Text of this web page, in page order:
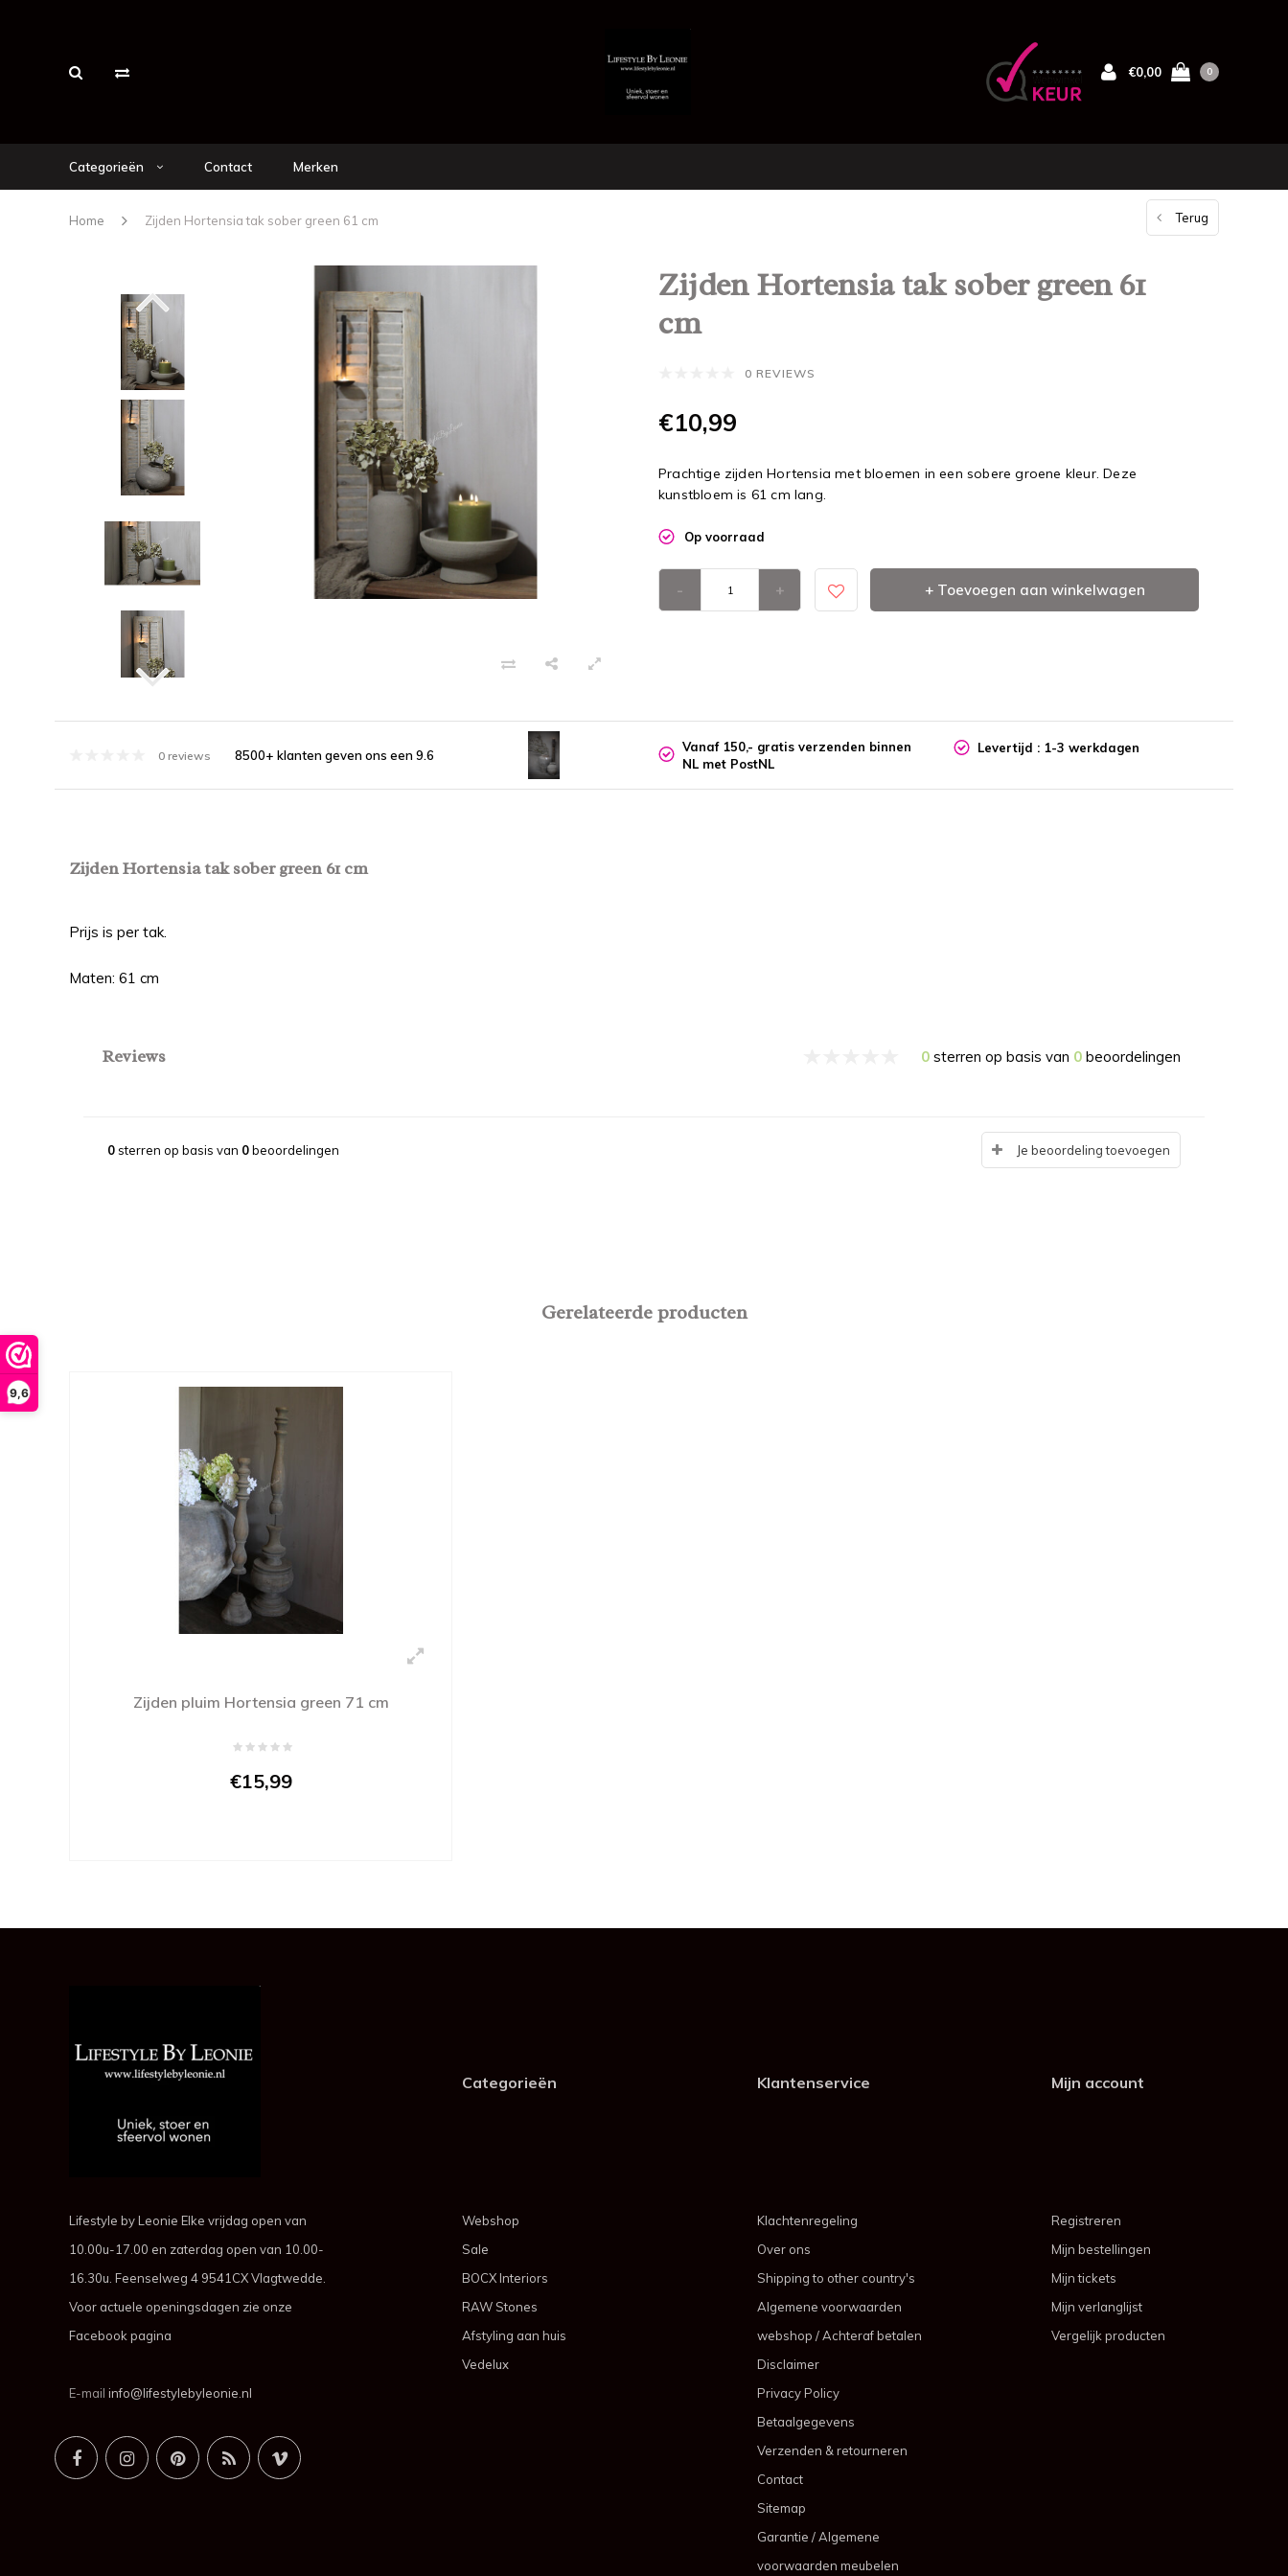
9,6
€0,00 0
Categorieën Contact Merken
Home Zijden Hortensia tak sober green 61 cm Terug
Zijden Hortensia tak sober green 61
cm
0 REVIEWS
€10,99
Prachtige zijden Hortensia met bloemen in een sobere groene kleur. Deze
kunstbloem is 61 cm lang.
Op voorraad
- + + Toevoegen aan winkelwagen
0 reviews 8500+ klanten geven ons een 9.6
Vanaf 150,- gratis verzenden binnen
NL met PostNL
Levertijd : 1-3 werkdagen
Zijden Hortensia tak sober green 61 cm
Prijs is per tak.
Maten: 61 cm
Reviews 0 sterren op basis van 0 beoordelingen
0sterren op basis van 0beoordelingen Je beoordeling toevoegen
Gerelateerde producten
Zijden pluim Hortensia green 71 cm
€15,99
Lifestyle by Leonie Elke vrijdag open van
10.00u-17.00 en zaterdag open van 10.00-
16.30u. Feenselweg 4 9541CX Vlagtwedde.
Voor actuele openingsdagen zie onze
Facebook pagina
E-mail info@lifestylebyleonie.nl
Categorieën
Webshop
Sale
BOCX Interiors
RAW Stones
Afstyling aan huis
Vedelux
Klantenservice
Klachtenregeling
Over ons
Shipping to other country's
Algemene voorwaarden
webshop / Achteraf betalen
Disclaimer
Privacy Policy
Betaalgegevens
Verzenden & retourneren
Contact
Sitemap
Garantie / Algemene
voorwaarden meubelen
Mijn account
Registreren
Mijn bestellingen
Mijn tickets
Mijn verlanglijst
Vergelijk producten